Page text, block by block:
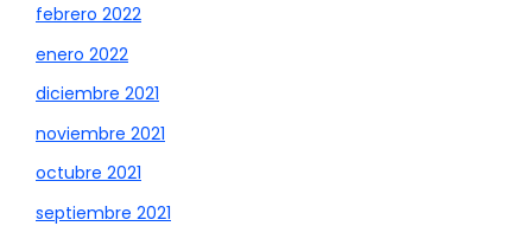
febrero 2022
enero 2022
diciembre 2021
noviembre 2021
octubre 2021
septiembre 2021